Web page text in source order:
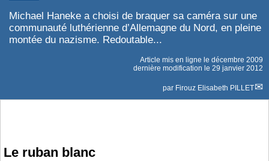
Michael Haneke a choisi de braquer sa caméra sur une
communauté luthérienne d’Allemagne du Nord, en pleine
montée du nazisme. Redoutable...
Article mis en ligne le décembre 2009
dernière modification le 29 janvier 2012
par Firouz Elisabeth PILLET
Le ruban blanc